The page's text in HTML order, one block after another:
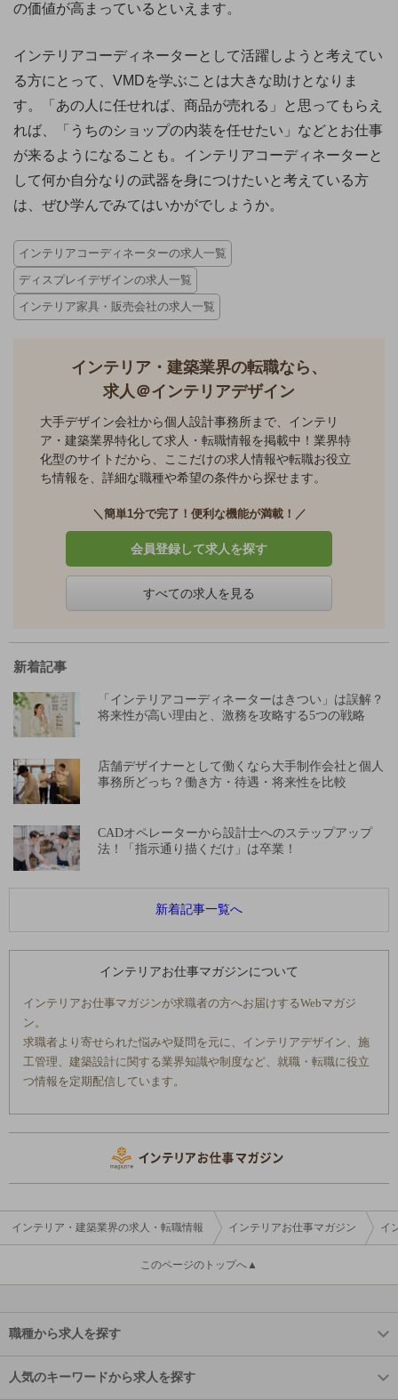
の価値が高まっているといえます。
インテリアコーディネーターとして活躍しようと考えてい
る方にとって、VMDを学ぶことは大きな助けとなりま
す。「あの人に任せれば、商品が売れる」と思ってもらえ
れば、「うちのショップの内装を任せたい」などとお仕事
が来るようになることも。インテリアコーディネーターと
して何か自分なりの武器を身につけたいと考えている方
は、ぜひ学んでみてはいかがでしょうか。
インテリアコーディネーターの求人一覧
ディスプレイデザインの求人一覧
インテリア家具・販売会社の求人一覧
インテリア・建築業界の転職なら、
求人＠インテリアデザイン
大手デザイン会社から個人設計事務所まで、インテリ
ア・建築業界特化して求人・転職情報を掲載中！業界特
化型のサイトだから、ここだけの求人情報や転職お役立
ち情報を、詳細な職種や希望の条件から探せます。
＼簡単1分で完了！便利な機能が満載！／
会員登録して求人を探す
すべての求人を見る
新着記事
「インテリアコーディネーターはきつい」は誤解？
将来性が高い理由と、激務を攻略する5つの戦略
店舗デザイナーとして働くなら大手制作会社と個人
事務所どっち？働き方・待遇・将来性を比較
CADオペレーターから設計士へのステップアップ
法！「指示通り描くだけ」は卒業！
新着記事一覧へ
インテリアお仕事マガジンについて
インテリアお仕事マガジンが求職者の方へお届けするWebマガジ
ン。
求職者より寄せられた悩みや疑問を元に、インテリアデザイン、施
工管理、建築設計に関する業界知識や制度など、就職・転職に役立
つ情報を定期配信しています。
インテリア・建築業界の求人・転職情報 インテリアお仕事マガジン イ
このページのトップへ▲
職種から求人を探す
人気のキーワードから求人を探す